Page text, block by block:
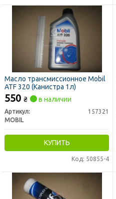
Масло трансмиссионное Mobil
ATF 320 (Канистра 1л)
550 ₴ в наличии
Артикул:
157321
MOBIL
КУПИТЬ
Код: 50855-4